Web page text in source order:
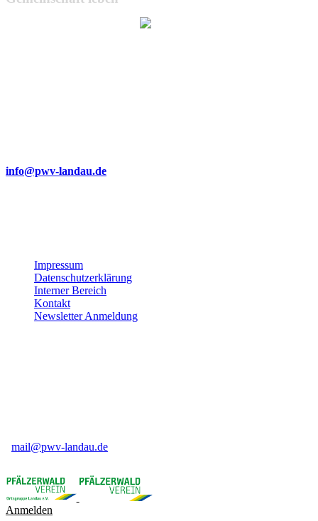
info@pwv-landau.de
Impressum
Datenschutzerklärung
Interner Bereich
Kontakt
Newsletter Anmeldung
mail@pwv-landau.de
Anmelden